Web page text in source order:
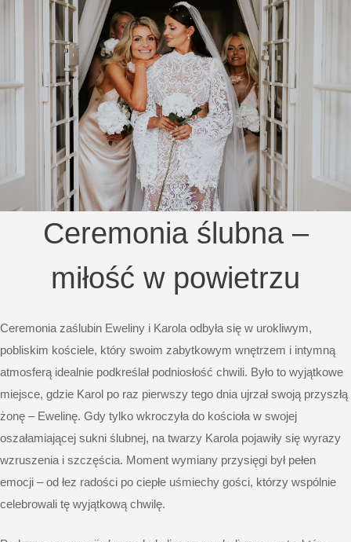
Ceremonia ślubna –
miłość w powietrzu
Ceremonia zaślubin Eweliny i Karola odbyła się w urokliwym,
pobliskim kościele, który swoim zabytkowym wnętrzem i intymną
atmosferą idealnie podkreślał podniosłość chwili. Było to wyjątkowe
miejsce, gdzie Karol po raz pierwszy tego dnia ujrzał swoją przyszłą
żonę – Ewelinę. Gdy tylko wkroczyła do kościoła w swojej
oszałamiającej sukni ślubnej, na twarzy Karola pojawiły się wyrazy
wzruszenia i szczęścia. Moment wymiany przysięgi był pełen
emocji – od łez radości po ciepłe uśmiechy gości, którzy wspólnie
celebrowali tę wyjątkową chwilę.